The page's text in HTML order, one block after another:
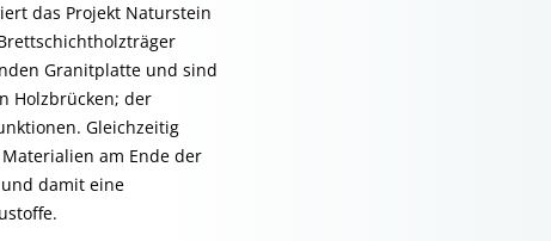
das Projekt Naturstein
Granitplatte und sind
Holzbrücken; der
Gleichzeitig
am Ende der
damit eine